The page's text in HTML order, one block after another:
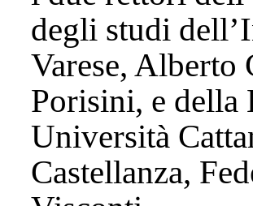
degli studi
Varese, Alberto
Porisini, e
Università
Castellanza,